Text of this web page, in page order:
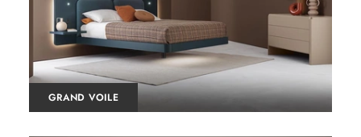
GRAND VOILE